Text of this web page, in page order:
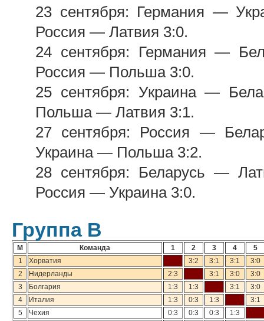
23 сентября: Германия —
Россия — Латвия 3:0.
24 сентября: Германия —
Россия — Польша 3:0.
25 сентября: Украина —
Польша — Латвия 3:1.
27 сентября: Россия —
Украина — Польша 3:2.
28 сентября: Беларусь —
Россия — Украина 3:0.
Группа В
М Команда 1 2 3 4
5
1
Хорватия 3:2 3:1 3:1
3:0
2
Нидерланды 2:3 3:1 3:0
3:0
3
Болгария 1:3 1:3 3:1
3:0
4
Италия 1:3 0:3 1:3
3:1
5
Чехия 0:3 0:3 0:3
1:3